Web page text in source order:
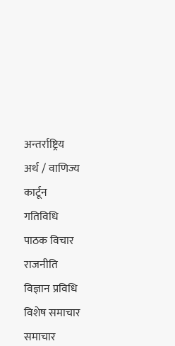
अन्तर्राष्ट्रिय
अर्थ / वाणिज्य
कार्टून
गतिविधि
पाठक विचार
राजनीति
विज्ञान प्रविधि
विशेष समाचार
समाचार